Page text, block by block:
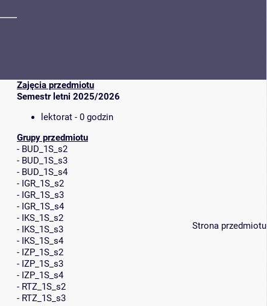
Zajęcia przedmiotu
Semestr letni 2025/2026
lektorat - 0 godzin
Grupy przedmiotu
- BUD_1S_s2
- BUD_1S_s3
- BUD_1S_s4
- IGR_1S_s2
- IGR_1S_s3
- IGR_1S_s4
- IKS_1S_s2
- IKS_1S_s3
- IKS_1S_s4
- IZP_1S_s2
- IZP_1S_s3
- IZP_1S_s4
- RTZ_1S_s2
- RTZ_1S_s3
Strona przedmiotu